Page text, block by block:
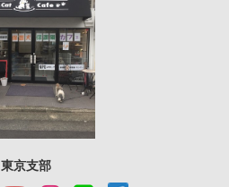
東京支部